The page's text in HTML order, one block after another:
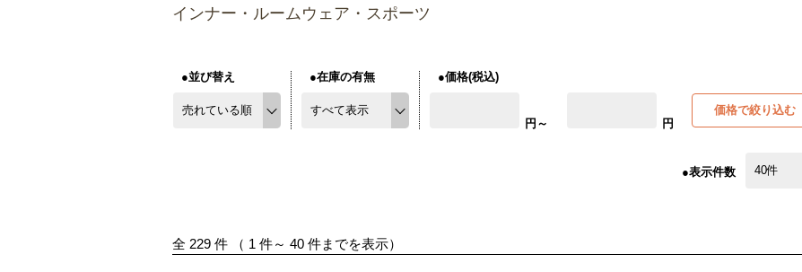
インナー・ルームウェア・スポーツ
●並び替え ●在庫の有無 ●価格(税込)
円～ 円
価格で絞り込む
●表示件数
全 229 件 （ 1 件～ 40 件までを表示）